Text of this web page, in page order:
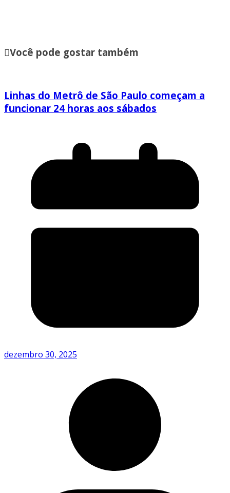
Você pode gostar também
Linhas do Metrô de São Paulo começam a
funcionar 24 horas aos sábados
dezembro 30, 2025